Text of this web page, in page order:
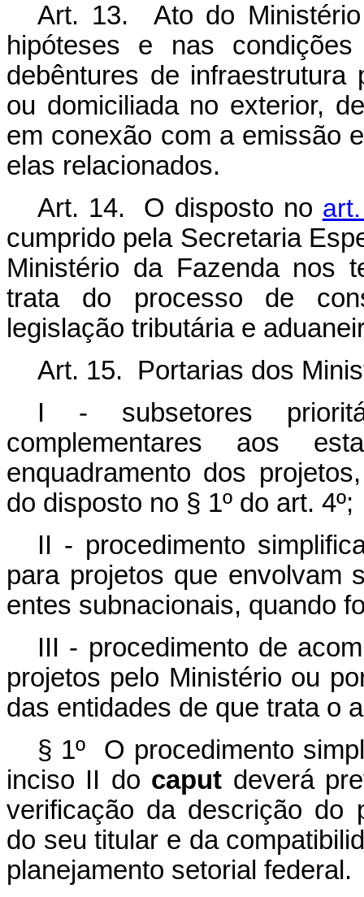
Art. 13. Ato do
hipóteses e nas
debêntures de
ou domiciliada no exterior,
em conexão com a emissão
elas relacionados.
Art. 14. O disposto no
cumprido pela Secretaria
Ministério da Fazenda nos
trata do processo de
legislação tributária e
Art. 15. Portarias dos
I - subsetores
complementares aos
enquadramento dos
do disposto no § 1º do art. 4º;
II - procedimento
para projetos que envolvam
entes subnacionais, quando
III - procedimento de
projetos pelo Ministério ou
das entidades de que trata o
§ 1º O procedimento
inciso II do caput deverá
verificação da descrição do
do seu titular e da
planejamento setorial federal.